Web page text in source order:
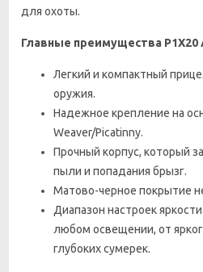
для охоты.
Главные преимущества Р1Х20
Легкий и компактный
оружия.
Надежное крепление на
Weaver/Picatinny.
Прочный корпус, который
пыли и попадания брызг.
Матово-черное покрытие
Диапазон настроек
любом освещении, от
глубоких сумерек.